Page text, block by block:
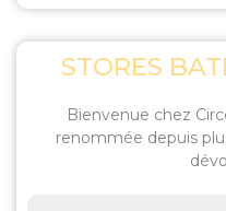
STORES
Bienvenue chez
renommée depuis